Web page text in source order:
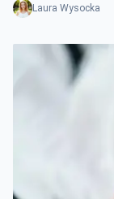
Laura Wysocka